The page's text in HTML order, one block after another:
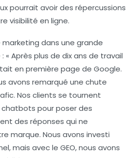
pourrait avoir des répercussions
visibilité en ligne.
dans une grande
« Après plus de dix ans de travail
en première page de Google.
avons remarqué une chute
Nos clients se tournent
pour poser des
des réponses qui ne
marque. Nous avons investi
mais avec le GEO, nous avons